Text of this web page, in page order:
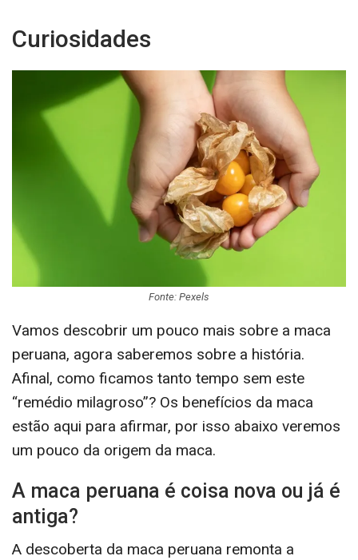
Curiosidades
Fonte: Pexels
Vamos descobrir um pouco mais sobre a maca
peruana, agora saberemos sobre a história.
Afinal, como ficamos tanto tempo sem este
“remédio milagroso”? Os benefícios da maca
estão aqui para afirmar, por isso abaixo veremos
um pouco da origem da maca.
A maca peruana é coisa nova ou já é
antiga?
A descoberta da maca peruana remonta a